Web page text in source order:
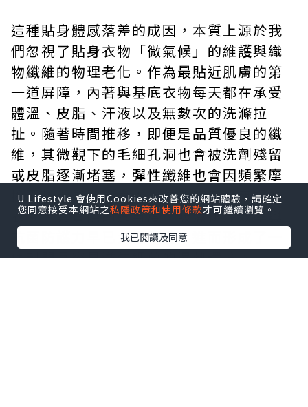
這種貼身體感落差的成因，本質上源於我
們忽視了貼身衣物「微氣候」的維護與織
物纖維的物理老化。作為最貼近肌膚的第
一道屏障，內著與基底衣物每天都在承受
體溫、皮脂、汗液以及無數次的洗滌拉
扯。隨著時間推移，即便是品質優良的纖
維，其微觀下的毛細孔洞也會被洗劑殘留
或皮脂逐漸堵塞，彈性纖維也會因頻繁摩
擦而疲乏鬆弛。表面上看起來完好無損的
衣物，其實際的透氣度、吸濕排汗效率與
抗菌防護力早已大幅下滑，進而形成了一
個封閉且容易滋生細菌的濕熱環境。
U Lifestyle 會使用Cookies來改善您的網站體驗，請確定
您同意接受本網站之私隱政策和使用條款才可繼續瀏覽。
我已閱讀及同意